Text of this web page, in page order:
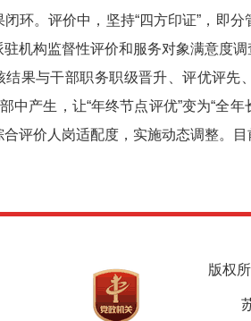
环。评价中，坚持“四方印证”，即
机构监督性评价和服务对象满意度
结果与干部职务职级晋升、评优评先
部中产生，让“年终节点评优”变为“全
评价人岗适配度，实施动态调整。
版权